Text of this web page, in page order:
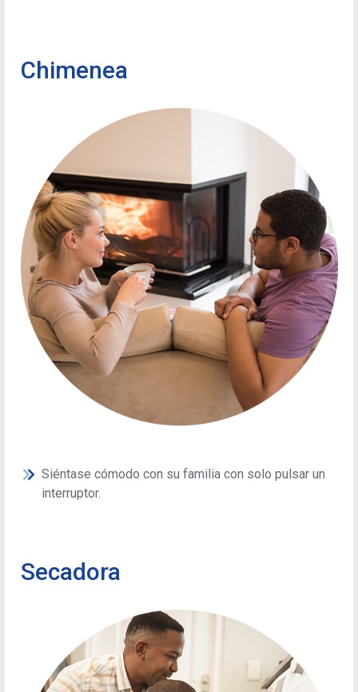
Chimenea
Siéntase cómodo con su familia con solo pulsar un
interruptor.
Secadora